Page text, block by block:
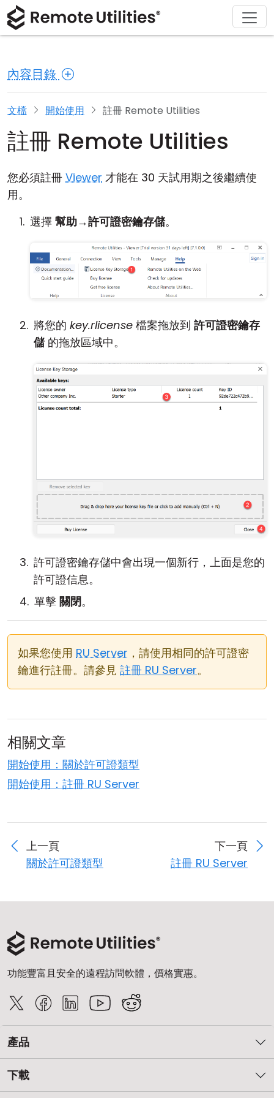
內容目錄
文檔 開始使用 註冊 Remote Utilities
註冊 Remote Utilities
您必須註冊 Viewer 才能在 30 天試用期之後繼續使
用。
選擇 幫助→許可證密鑰存儲。
將您的 key.rlicense 檔案拖放到 許可證密鑰存
儲的拖放區域中。
許可證密鑰存儲中會出現一個新行，上面是您的
許可證信息。
單擊 關閉。
如果您使用 RU Server ，請使用相同的許可證密
鑰進行註冊。請參見 註冊 RU Server。
相關文章
開始使用：關於許可證類型
開始使用：註冊 RU Server
上一頁
關於許可證類型
下一頁
註冊 RU Server
功能豐富且安全的遠程訪問軟體，價格實惠。
產品
下載
產品
安全性
螢幕截圖
版本說明
連接模式
無人值守訪問
活動目錄支援
MSI 配置
雲端與內部部署
解決方案
製造與零售
醫療保健
教育與政府
資訊技術
下載
macOS
Linux
iOS/Android
購買
許可證助手
升級您的許可證
支援
文檔
知識庫
關於
新聞稿
寫評論